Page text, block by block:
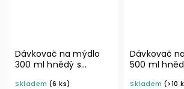
na mýdlo
hnědý s
(6 ks)
Dávkovač na mýdlo
500 ml hnědý s
(>10 ks)